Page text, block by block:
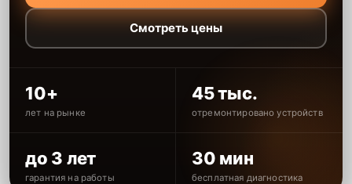
Смотреть цены
10+
лет на рынке
45 тыс.
отремонтировано устройств
до 3 лет
гарантия на работы
30 мин
бесплатная диагностика